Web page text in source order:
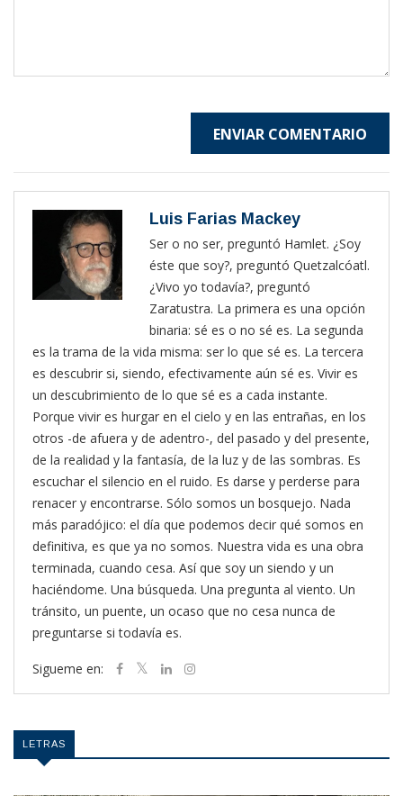
ENVIAR COMENTARIO
Luis Farias Mackey
Ser o no ser, preguntó Hamlet. ¿Soy
éste que soy?, preguntó Quetzalcóatl.
¿Vivo yo todavía?, preguntó
Zaratustra. La primera es una opción
binaria: sé es o no sé es. La segunda
es la trama de la vida misma: ser lo que sé es. La tercera
es descubrir si, siendo, efectivamente aún sé es. Vivir es
un descubrimiento de lo que sé es a cada instante.
Porque vivir es hurgar en el cielo y en las entrañas, en los
otros -de afuera y de adentro-, del pasado y del presente,
de la realidad y la fantasía, de la luz y de las sombras. Es
escuchar el silencio en el ruido. Es darse y perderse para
renacer y encontrarse. Sólo somos un bosquejo. Nada
más paradójico: el día que podemos decir qué somos en
definitiva, es que ya no somos. Nuestra vida es una obra
terminada, cuando cesa. Así que soy un siendo y un
haciéndome. Una búsqueda. Una pregunta al viento. Un
tránsito, un puente, un ocaso que no cesa nunca de
preguntarse si todavía es.
Sigueme en:
LETRAS